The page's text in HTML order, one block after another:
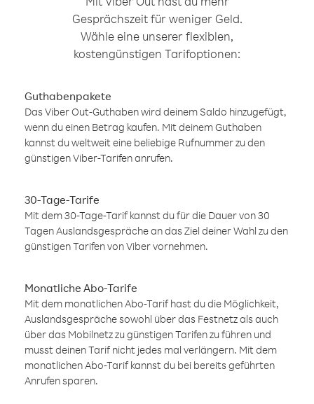
Gesprächszeit für weniger Geld.
Wähle eine unserer flexiblen,
kostengünstigen Tarifoptionen:
Guthabenpakete
Das Viber Out-Guthaben wird deinem Saldo hinzugefügt,
wenn du einen Betrag kaufen. Mit deinem Guthaben
kannst du weltweit eine beliebige Rufnummer zu den
günstigen Viber-Tarifen anrufen.
30-Tage-Tarife
Mit dem 30-Tage-Tarif kannst du für die Dauer von 30
Tagen Auslandsgespräche an das Ziel deiner Wahl zu den
günstigen Tarifen von Viber vornehmen.
Monatliche Abo-Tarife
Mit dem monatlichen Abo-Tarif hast du die Möglichkeit,
Auslandsgespräche sowohl über das Festnetz als auch
über das Mobilnetz zu günstigen Tarifen zu führen und
musst deinen Tarif nicht jedes mal verlängern. Mit dem
monatlichen Abo-Tarif kannst du bei bereits geführten
Anrufen sparen.